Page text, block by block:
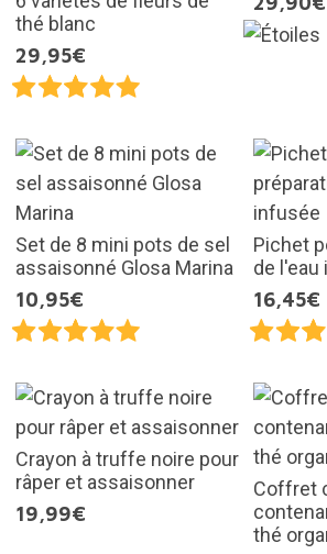
thé blanc
29,95€
Set de 8 mini pots de sel
assaisonné Glosa Marina
10,95€
Pichet
de l'eau
16,45€
Crayon à truffe noire pour
râper et assaisonner
19,99€
Coffret
thé